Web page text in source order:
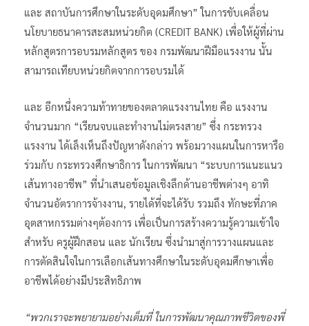
และ สถาบันการศึกษาในระดับอุดมศึกษา” ในการขับเคลื่อน
นโยบายธนาคารสะสมหน่วยกิต (CREDIT BANK) เพื่อให้ผู้ที่ผ่าน
หลักสูตรการอบรมหลักสูตร ของ กรมพัฒนาฝีมือแรงงาน นั้น
สามารถเทียบหน่วยกิตจากการอบรมได้
และ อีกหนึ่งความท้าทายของตลาดแรงงานไทย คือ แรงงาน
จำนวนมาก “เรียนจบและทำงานไม่ตรงสาย” ซึ่ง กระทรวง
แรงงาน ได้เล็งเห็นถึงปัญหาดังกล่าว พร้อมวางแผนในการหารือ
ร่วมกับ กระทรวงศึกษาธิการ ในการพัฒนา “ระบบการแนะแนว
เส้นทางอาชีพ” ที่นำเสนอข้อมูลเชิงลึกด้านอาชีพต่างๆ อาทิ
จำนวนอัตราการจ้างงาน, รายได้ที่จะได้รับ รวมถึง ทักษะที่ภาค
อุตสาหกรรมต่างๆต้องการ เพื่อเป็นการสร้างความรู้ความเข้าใจ
สำหรับ ครูผู้ฝึกสอน และ นักเรียน ซึ่งนำมาสู่การวางแผนและ
การตัดสินใจในการเลือกเส้นทางศึกษาในระดับอุดมศึกษาเพื่อ
อาชีพได้อย่างมีประสิทธิภาพ
“พวกเราจะพยายามอย่างเต็มที่ ในการพัฒนาคุณภาพชีวิตของพี่